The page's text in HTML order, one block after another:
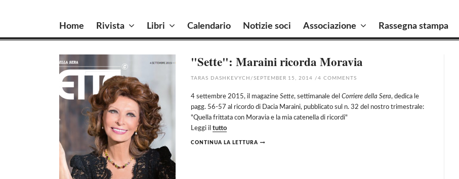
Home Rivista Libri Calendario Notizie soci Associazione Rassegna stampa
"Sette": Maraini ricorda Moravia
TARAS DASHKEVYCH / SEPTEMBER 15, 2014 /4 COMMENTS
4 settembre 2015, il magazine Sette, settimanale del Corriere della Sera, dedica le
pagg. 56-57 al ricordo di Dacia Maraini, pubblicato sul n. 32 del nostro trimestrale:
"Quella frittata con Moravia e la mia catenella di ricordi"
Leggi il tutto
CONTINUA LA LETTURA